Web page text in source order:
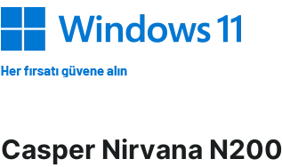
Casper Nirvana N200